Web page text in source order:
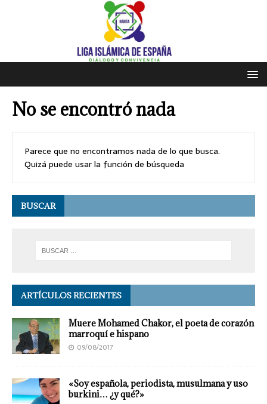
No se encontró nada
Parece que no encontramos nada de lo que busca.
Quizá puede usar la función de búsqueda
BUSCAR
ARTÍCULOS RECIENTES
Muere Mohamed Chakor, el poeta de corazón
marroquí e hispano
09/08/2017
«Soy española, periodista, musulmana y uso
burkini… ¿y qué?»